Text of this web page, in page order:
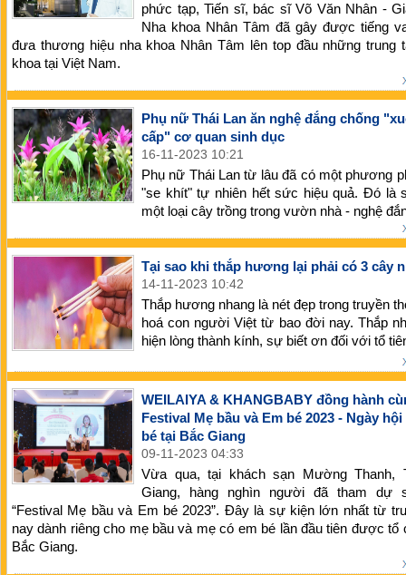
phức tạp, Tiến sĩ, bác sĩ Võ Văn Nhân -
Nha khoa Nhân Tâm đã gây được tiếng
đưa thương hiệu nha khoa Nhân Tâm lên top đầu những trung
khoa tại Việt Nam.
Phụ nữ Thái Lan ăn nghệ đắng chống
cấp" cơ quan sinh dục
16-11-2023 10:21
Phụ nữ Thái Lan từ lâu đã có một phương
"se khít" tự nhiên hết sức hiệu quả. Đó là
một loại cây trồng trong vườn nhà - nghệ
Tại sao khi thắp hương lại phải có 3 cây
14-11-2023 10:42
Thắp hương nhang là nét đẹp trong truyền
hoá con người Việt từ bao đời nay. Thắp
hiện lòng thành kính, sự biết ơn đối với tổ
WEILAIYA & KHANGBABY đồng hành
Festival Mẹ bầu và Em bé 2023 - Ngày hội
bé tại Bắc Giang
09-11-2023 04:33
Vừa qua, tại khách sạn Mường Thanh,
Giang, hàng nghìn người đã tham dự
“Festival Mẹ bầu và Em bé 2023”. Đây là sự kiện lớn nhất từ
nay dành riêng cho mẹ bầu và mẹ có em bé lần đầu tiên được tổ
Bắc Giang.